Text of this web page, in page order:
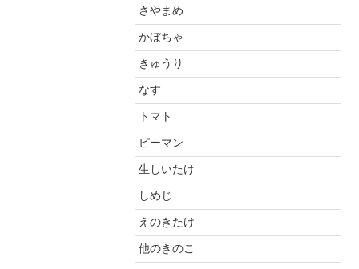
さやまめ
かぼちゃ
きゅうり
なす
トマト
ピーマン
生しいたけ
しめじ
えのきたけ
他のきのこ